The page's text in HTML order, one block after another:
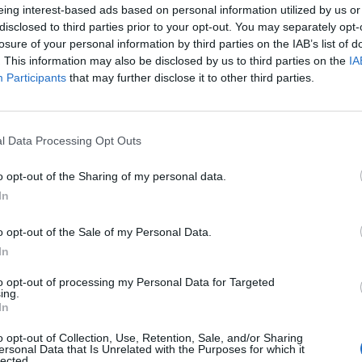
interest-based ads based on personal information utilized by us
to third parties prior to your opt-out. You may separately
of your personal information by third parties on the IAB’s list of
This information may also be disclosed by us to third parties on the
Participants that may further disclose it to other third parties.
Data Processing Opt Outs
opt-out of the Sharing of my personal data.
opt-out of the Sale of my Personal Data.
opt-out of processing my Personal Data for Targeted
opt-out of Collection, Use, Retention, Sale, and/or Sharing
Data that Is Unrelated with the Purposes for which it
Export σχεδιαστικών αρχείων με βάση τις τεχνικές
Επικοινωνία και διαρκής συνεργασία με τον
σχεδίασης για όλες τις κατηγορίες των προϊόντων
Απαραίτητα Προσόντα
Πτυχίο ΑΕΙ / ΤΕΙ ή ανάλογης ιδιωτικής σχολής
Άριστη γνώση Photoshop, Autocad, Rhino 3D, Illustrator
Θετική διάθεση, ομαδικό πνεύμα και επαγγελματική
Παροχές
Συνεχή εκπαίδευση και ευκαιρίες εξέλιξης